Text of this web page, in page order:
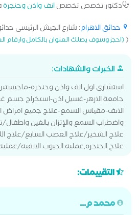
دكتور تخصص تخصصانف واذن وحنجرة
حدائق الاهرام: شارع الجيش الرئيسى حدائق
((احجز وسوف يصلك العنوان بالكامل وارقام
الخبرات والشهادات:
استشارى اول انف واذن وحنجره-
جامعة الازهر-غسيل اذن-استخراج جسم
الانف-مقياس السمع-علاج جميع امراض
واضطراب السمع والإتزان بالغين
علاج الشخير/علاج العصب السابع/علاج
علاج الحنجره,عمليه الجيوب الانفيه/عمليه
التقييمات:
محمد م...